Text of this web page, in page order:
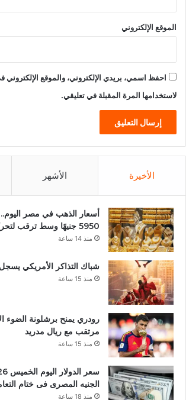
الموقع الإلكتروني
احفظ اسمي، بريدي الإلكتروني، والموقع الإلكتروني
لاستخدامها المرة المقبلة في تعليقي.
الأخيرة الأشهر
5950 جنيهًا وسط ترقب لتحركات السوق
منذ 14 ساعة
شباك التذاكر الأمريكي يسجل 6.2 مليار دولار
منذ 15 ساعة
رودري يمنح برشلونة الضوء
مرتقب مع ريال مدريد
منذ 15 ساعة
الجنيه المصرى فى ختام
منذ 18 ساعة